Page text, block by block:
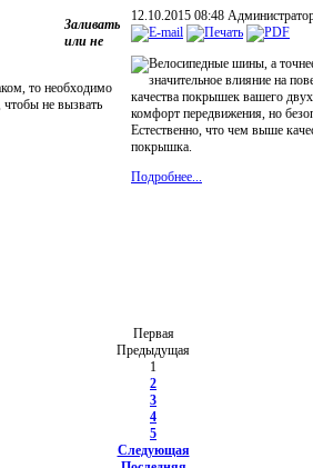
Заливать
или не
то необходимо
чтобы не вызвать
12.10.2015 08:48
Велосипедные шины, а
значительное влияние на
качества покрышек вашего
комфорт передвижения, но
Естественно, что чем выше
покрышка.
Подробнее...
Первая
Предыдущая
1
2
3
4
5
Следующая